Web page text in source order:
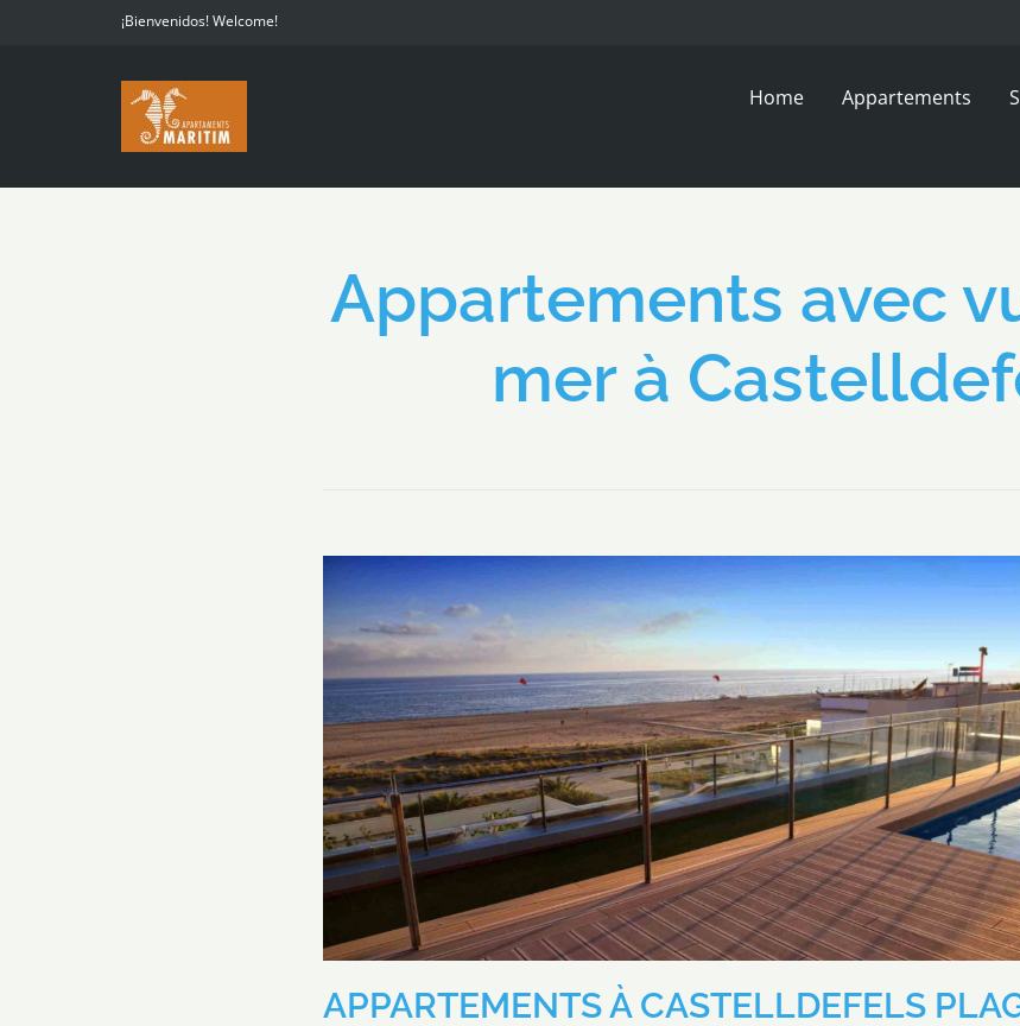
¡Bienvenidos! Welcome!
Home Appartements
Appartements avec
mer à
APPARTEMENTS À CASTELLDEFELS